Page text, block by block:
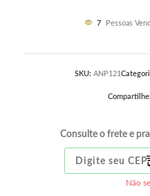
7 Pessoas
SKU: ANP121
Compartilhe:
Consulte o frete e
Não